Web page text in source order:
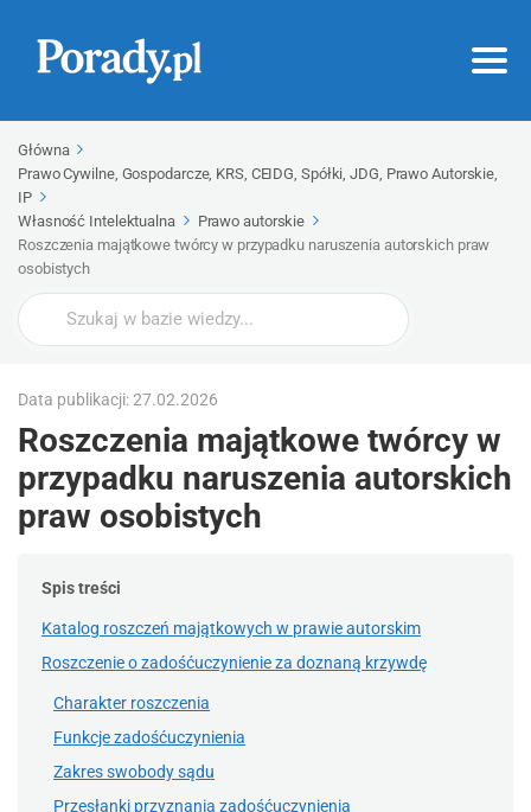
Główna
Prawo Cywilne, Gospodarcze, KRS, CEIDG, Spółki, JDG, Prawo Autorskie,
IP
Własność Intelektualna
Prawo autorskie
Roszczenia majątkowe twórcy w przypadku naruszenia autorskich praw
osobistych
Wyszukaj
Data publikacji: 27.02.2026
Roszczenia majątkowe twórcy w
przypadku naruszenia autorskich
praw osobistych
Spis treści
Katalog roszczeń majątkowych w prawie autorskim
Roszczenie o zadośćuczynienie za doznaną krzywdę
Charakter roszczenia
Funkcje zadośćuczynienia
Zakres swobody sądu
Przesłanki przyznania zadośćuczynienia